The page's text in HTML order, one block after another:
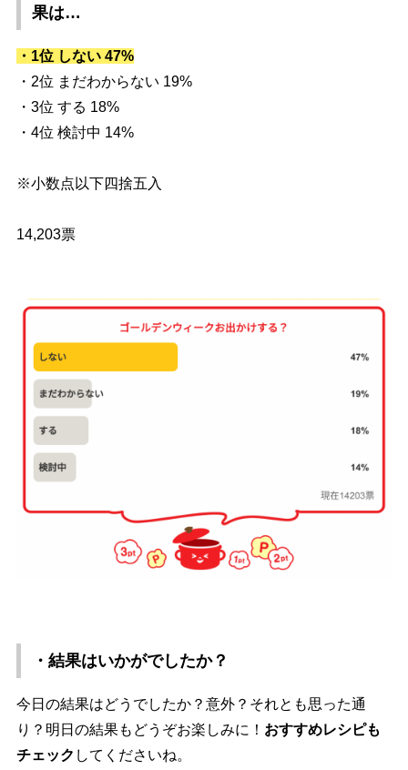
果は…
・1位 しない 47%
・2位 まだわからない 19%
・3位 する 18%
・4位 検討中 14%
※小数点以下四捨五入
14,203票
・結果はいかがでしたか？
今日の結果はどうでしたか？意外？それとも思った通
り？明日の結果もどうぞお楽しみに！ おすすめレシピも
チェック してくださいね。